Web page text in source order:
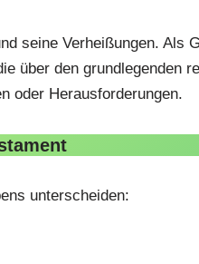
seine Verheißungen. Als
über den grundlegenden
oder Herausforderungen.
unterscheiden: